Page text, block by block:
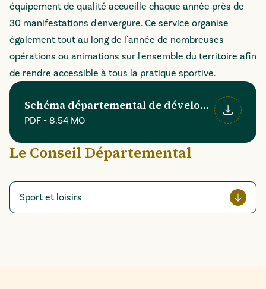
équipement de qualité accueille chaque année près de
30 manifestations d'envergure. Ce service organise
également tout au long de l'année de nombreuses
opérations ou animations sur l'ensemble du territoire afin
de rendre accessible à tous la pratique sportive.
Schéma départemental de développement
PDF - 8.54 MO
Le Conseil Départemental
Sport et loisirs